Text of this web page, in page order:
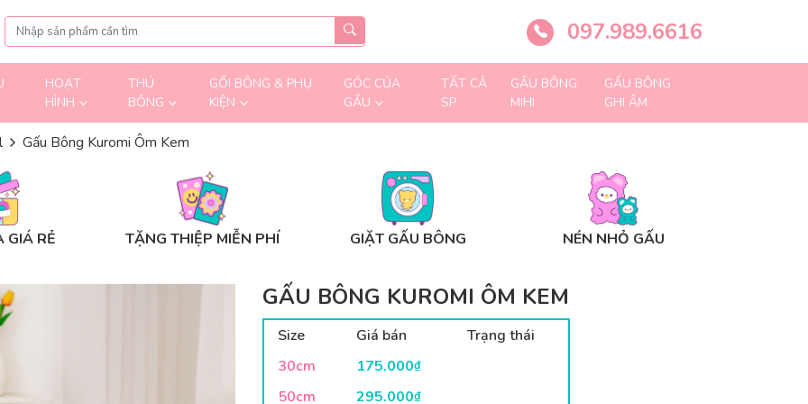
097.989.6616
HOẠT
HÌNH
THÚ
BÔNG
GỐI BÔNG & PHỤ
KIỆN
GÓC CỦA
GẤU
TẤT CẢ
SP
GẤU BÔNG
MIHI
GẤU BÔNG
GHI ÂM
Gấu Bông Kuromi Ôm Kem
GIÁ RẺ TẶNG THIỆP MIỄN PHÍ GIẶT GẤU BÔNG NÉN NHỎ GẤU
GẤU BÔNG KUROMI ÔM KEM
Size Giá bán
Trạng thái
30cm
175.000₫
50cm 295.000₫